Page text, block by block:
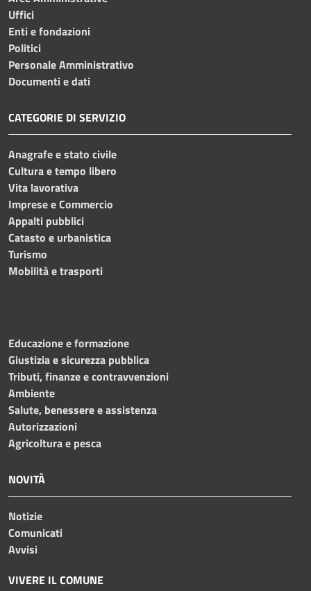
Uffici
Enti e fondazioni
Politici
Personale Amministrativo
Documenti e dati
CATEGORIE DI SERVIZIO
Anagrafe e stato civile
Cultura e tempo libero
Vita lavorativa
Imprese e Commercio
Appalti pubblici
Catasto e urbanistica
Turismo
Mobilità e trasporti
Educazione e formazione
Giustizia e sicurezza pubblica
Tributi, finanze e contravvenzioni
Ambiente
Salute, benessere e assistenza
Autorizzazioni
Agricoltura e pesca
NOVITÀ
Notizie
Comunicati
Avvisi
VIVERE IL COMUNE